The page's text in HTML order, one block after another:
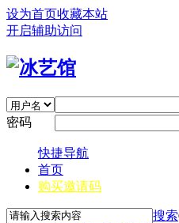
设为首页收藏本站
开启辅助访问
密码
快捷导航
首页
购买邀请码
搜索